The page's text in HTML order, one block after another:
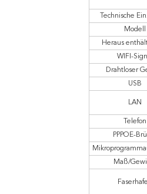
Technische
Modell
Heraus
WIFI-
Drahtloser
USB
LAN
Telefon
PPPOE-
Maß/